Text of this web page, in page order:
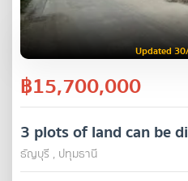
Updated
฿15,700,000
3 plots of land can be
ธัญบุรี , ปทุมธานี